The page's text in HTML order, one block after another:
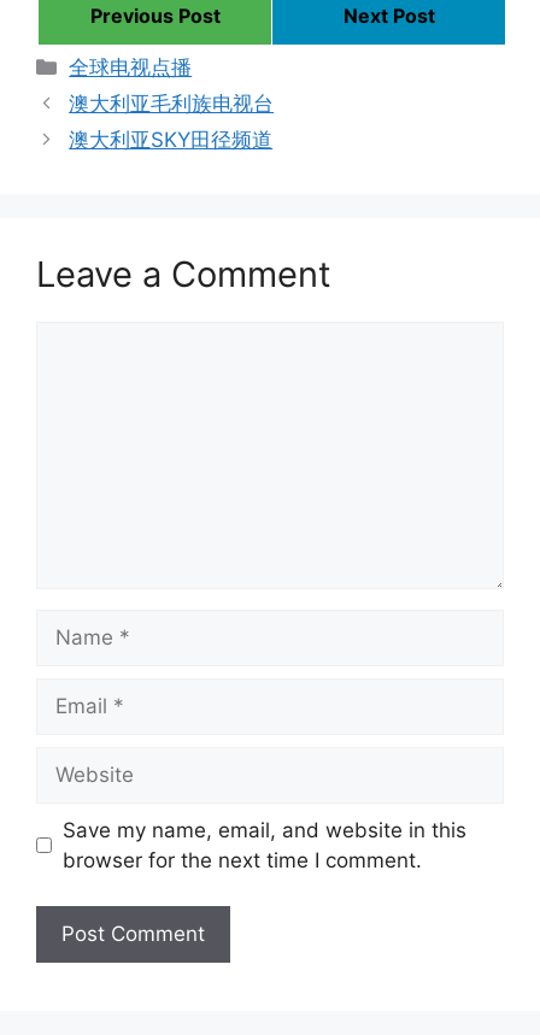
Previous Post
Next Post
Categories
全球电视点播
澳大利亚毛利族电视台
澳大利亚SKY田径频道
Leave a Comment
Save my name, email, and website in this
browser for the next time I comment.